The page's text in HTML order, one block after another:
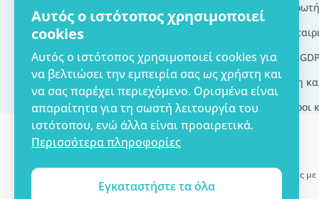
Αυτός ο ιστότοπος χρησιμοποιεί
cookies
Αυτός ο ιστότοπος χρησιμοποιεί cookies για
να βελτιώσει την εμπειρία σας ως χρήστη και
να σας παρέχει περιεχόμενο. Ορισμένα είναι
απαραίτητα για τη σωστή λειτουργία του
ιστότοπου, ενώ άλλα είναι προαιρετικά.
Περισσότερα πληροφορίες
Εγκαταστήστε τα όλα
Πιστοποίηση ECO
Επικοινωνία
Σχετικά με εμάς
Συχνές
Brands/
Εργαλεία
Παράδοση
Γενικοί όροι
Δυνατότητα πληρωμής
Copyright © 2012 - 2026   |   Be Healthy Group d.o.o.